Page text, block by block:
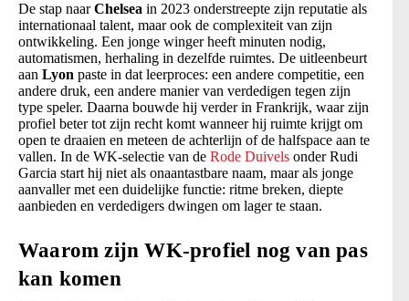
De stap naarChelsea in 2023 onderstreepte zijn reputatie als
internationaal talent, maar ook de complexiteit van zijn
ontwikkeling. Een jonge winger heeft minuten nodig,
automatismen, herhaling in dezelfde ruimtes. De uitleenbeurt
aan Lyon paste in dat leerproces: een andere competitie, een
andere druk, een andere manier van verdedigen tegen zijn
type speler. Daarna bouwde hij verder in Frankrijk, waar zijn
profiel beter tot zijn recht komt wanneer hij ruimte krijgt om
open te draaien en meteen de achterlijn of de halfspace aan te
vallen. In de WK-selectie van de Rode Duivels onder Rudi
Garcia start hij niet als onaantastbare naam, maar als jonge
aanvaller met een duidelijke functie: ritme breken, diepte
aanbieden en verdedigers dwingen om lager te staan.
Waarom zijn WK-profiel nog van pas
kan komen